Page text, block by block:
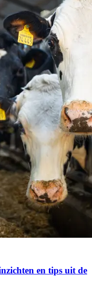
en tips uit de